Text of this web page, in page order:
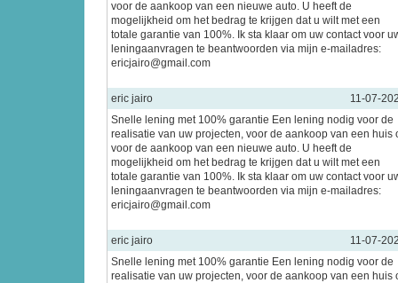
voor de aankoop van een nieuwe auto. U heeft de
mogelijkheid om het bedrag te krijgen dat u wilt met een
totale garantie van 100%. Ik sta klaar om uw contact voor
leningaanvragen te beantwoorden via mijn e-mailadres:
ericjairo@gmail.com
eric jairo
11-07-
Snelle lening met 100% garantie Een lening nodig voor de
realisatie van uw projecten, voor de aankoop van een huis
voor de aankoop van een nieuwe auto. U heeft de
mogelijkheid om het bedrag te krijgen dat u wilt met een
totale garantie van 100%. Ik sta klaar om uw contact voor
leningaanvragen te beantwoorden via mijn e-mailadres:
ericjairo@gmail.com
eric jairo
11-07-
Snelle lening met 100% garantie Een lening nodig voor de
realisatie van uw projecten, voor de aankoop van een huis